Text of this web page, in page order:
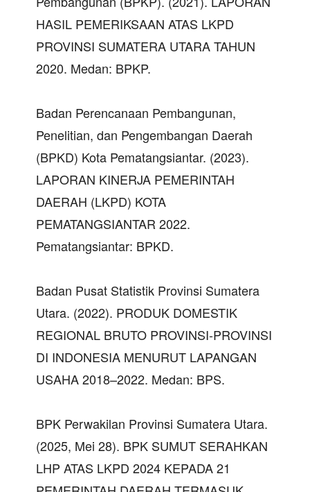
HASIL PEMERIKSAAN ATAS LKPD
PROVINSI SUMATERA UTARA TAHUN
2020. Medan: BPKP.
Badan Perencanaan Pembangunan,
Penelitian, dan Pengembangan Daerah
(BPKD) Kota Pematangsiantar. (2023).
LAPORAN KINERJA PEMERINTAH
DAERAH (LKPD) KOTA
PEMATANGSIANTAR 2022.
Pematangsiantar: BPKD.
Badan Pusat Statistik Provinsi Sumatera
Utara. (2022). PRODUK DOMESTIK
REGIONAL BRUTO PROVINSI-PROVINSI
DI INDONESIA MENURUT LAPANGAN
USAHA 2018–2022. Medan: BPS.
BPK Perwakilan Provinsi Sumatera Utara.
(2025, Mei 28). BPK SUMUT SERAHKAN
LHP ATAS LKPD 2024 KEPADA 21